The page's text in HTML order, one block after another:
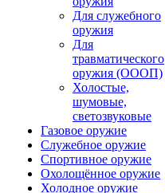
Для служебного
оружия
Для
травматического
оружия (ОООП)
Холостые,
шумовые,
светозвуковые
Газовое оружие
Служебное оружие
Спортивное оружие
Охолощённое оружие
Холодное оружие